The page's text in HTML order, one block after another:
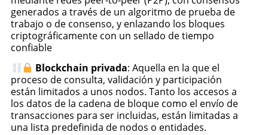
generados a través de un algoritmo de prueba de
trabajo o de consenso, y enlazando los bloques
criptográficamente con un sellado de tiempo
confiable
Blockchain privada: Aquella en la que el
proceso de consulta, validación y participación
están limitados a unos nodos. Tanto los accesos a
los datos de la cadena de bloque como el envío de
transacciones para ser incluidas, están limitadas a
una lista predefinida de nodos o entidades.